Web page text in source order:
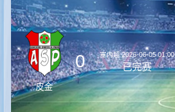
篮球
录播
集锦
皮金
0 塞内超2026-06-05 01:00
已完赛